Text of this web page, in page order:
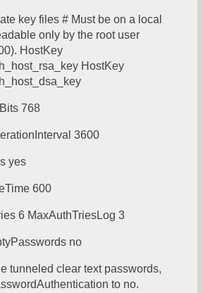
key files # Must be on a local
only by the root user
HostKey
HostKey
768
3600
yes
600
6 MaxAuthTriesLog 3
no
tunneled clear text passwords,
to no.